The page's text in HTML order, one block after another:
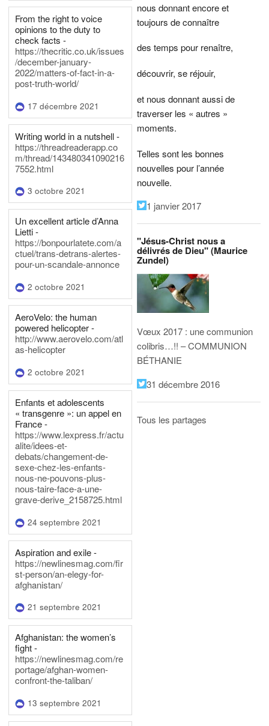
From the right to voice
opinions to the duty to
check facts -
https://thecritic.co.uk/issues
/december-january-
2022/matters-of-fact-in-a-
post-truth-world/
17 décembre 2021
Writing world in a nutshell -
https://threadreaderapp.co
m/thread/143480341090216
7552.html
3 octobre 2021
Un excellent article d’Anna
Lietti -
https://bonpourlatete.com/a
ctuel/trans-detrans-alertes-
pour-un-scandale-annonce
2 octobre 2021
AeroVelo: the human
powered helicopter -
http://www.aerovelo.com/atl
as-helicopter
2 octobre 2021
Enfants et adolescents
« transgenre »: un appel en
France -
https://www.lexpress.fr/actu
alite/idees-et-
debats/changement-de-
sexe-chez-les-enfants-
nous-ne-pouvons-plus-
nous-taire-face-a-une-
grave-derive_2158725.html
24 septembre 2021
Aspiration and exile -
https://newlinesmag.com/fir
st-person/an-elegy-for-
afghanistan/
21 septembre 2021
Afghanistan: the women’s
fight -
https://newlinesmag.com/re
portage/afghan-women-
confront-the-taliban/
13 septembre 2021
nous donnant encore et
toujours de connaître
des temps pour renaître,
découvrir, se réjouir,
et nous donnant aussi de
traverser les « autres »
moments.
Telles sont les bonnes
nouvelles pour l’année
nouvelle.
1 janvier 2017
"Jésus-Christ nous a
délivrés de Dieu" (Maurice
Zundel)
Vœux 2017 : une communion
colibris…!! – COMMUNION
BÉTHANIE
31 décembre 2016
Tous les partages